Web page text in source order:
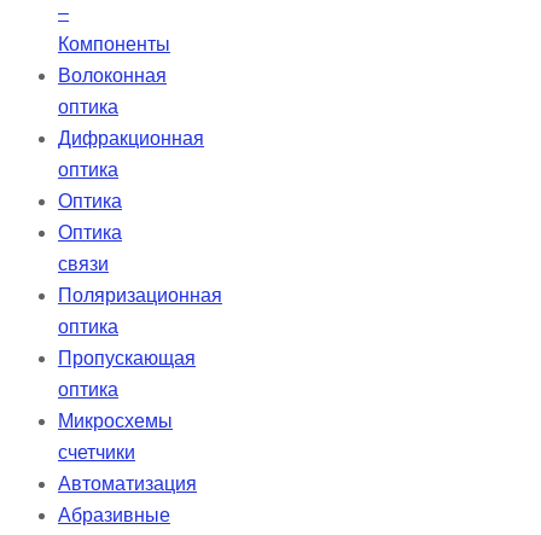
–
Компоненты
Волоконная
оптика
Дифракционная
оптика
Оптика
Оптика
связи
Поляризационная
оптика
Пропускающая
оптика
Микросхемы
счетчики
Автоматизация
Абразивные